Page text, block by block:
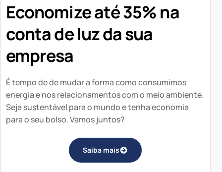
Economize até 35% na
conta de luz da sua
empresa
É tempo de de mudar a forma como consumimos
energia e nos relacionamentos com o meio ambiente.
Seja sustentável para o mundo e tenha economia
para o seu bolso. Vamos juntos?
Saiba mais